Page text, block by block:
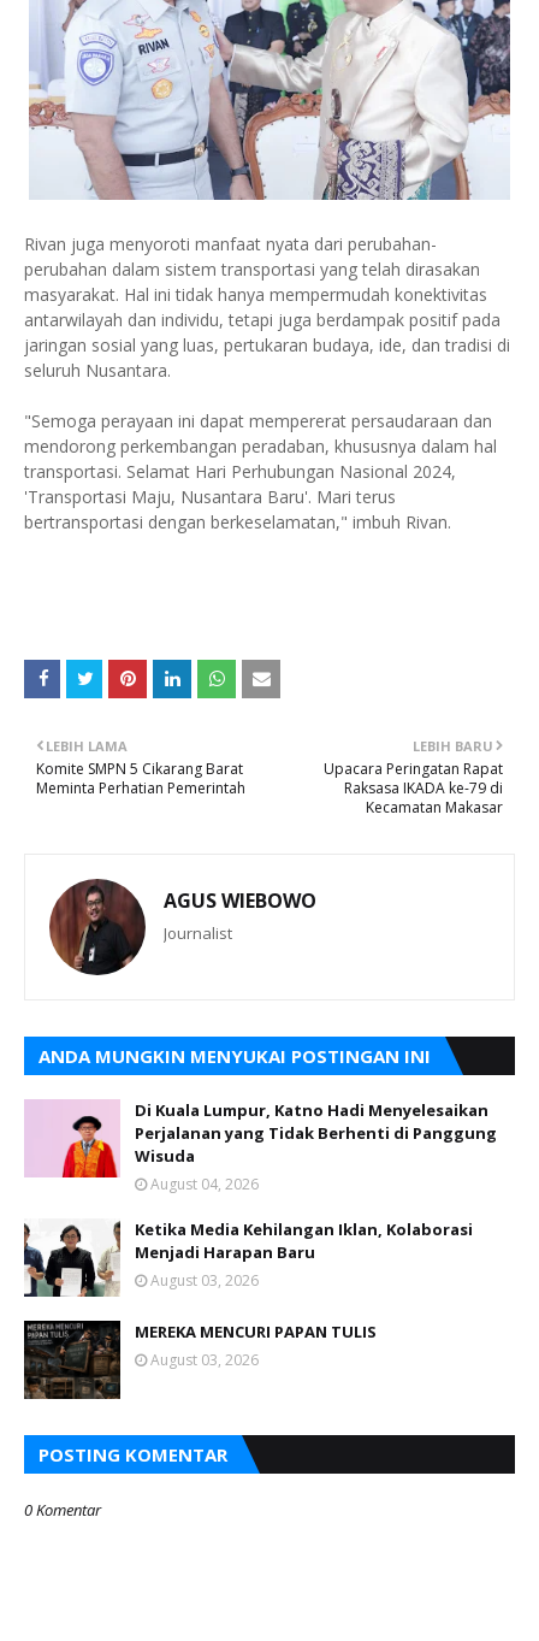
Rivan juga menyoroti manfaat nyata dari perubahan-
perubahan dalam sistem transportasi yang telah dirasakan
masyarakat. Hal ini tidak hanya mempermudah konektivitas
antarwilayah dan individu, tetapi juga berdampak positif pada
jaringan sosial yang luas, pertukaran budaya, ide, dan tradisi di
seluruh Nusantara.
"Semoga perayaan ini dapat mempererat persaudaraan dan
mendorong perkembangan peradaban, khususnya dalam hal
transportasi. Selamat Hari Perhubungan Nasional 2024,
'Transportasi Maju, Nusantara Baru'. Mari terus
bertransportasi dengan berkeselamatan," imbuh Rivan.
LEBIH BARU
Upacara Peringatan Rapat
Raksasa IKADA ke-79 di
Kecamatan Makasar
LEBIH LAMA
Komite SMPN 5 Cikarang Barat
Meminta Perhatian Pemerintah
AGUS WIEBOWO
Journalist
ANDA MUNGKIN MENYUKAI POSTINGAN INI
Di Kuala Lumpur, Katno Hadi Menyelesaikan
Perjalanan yang Tidak Berhenti di Panggung
Wisuda
August 04, 2026
Ketika Media Kehilangan Iklan, Kolaborasi
Menjadi Harapan Baru
August 03, 2026
MEREKA MENCURI PAPAN TULIS
August 03, 2026
POSTING KOMENTAR
0 Komentar